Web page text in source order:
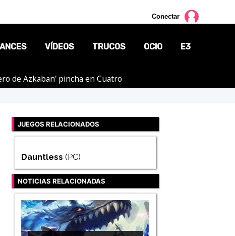
Conectar
VÍDEOS TRUCOS OCIO E3
de Azkaban' pincha en Cuatro
JUEGOS RELACIONADOS
Dauntless (PC)
NOTICIAS RELACIONADAS